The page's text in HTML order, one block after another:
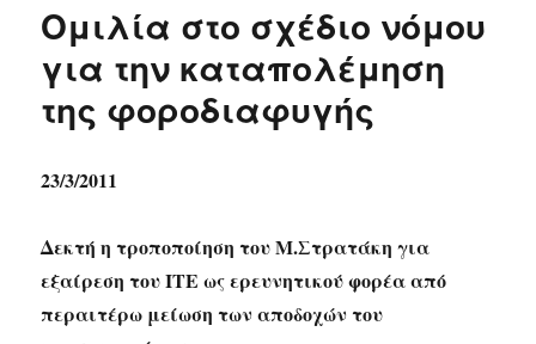
Ομιλία στο σχέδιο νόμου
για την καταπολέμηση
της φοροδιαφυγής
23/3/2011
Δεκτή η τροποποίηση του Μ.Στρατάκη για
εξαίρεση του ΙΤΕ ως ερευνητικού φορέα από
περαιτέρω μείωση των αποδοχών του